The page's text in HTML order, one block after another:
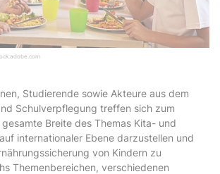
Studierende sowie Akteure aus dem
Schulverpflegung treffen sich zum
Breite des Themas Kita- und
internationaler Ebene darzustellen und
von Kindern zu
Themenbereichen, verschiedenen